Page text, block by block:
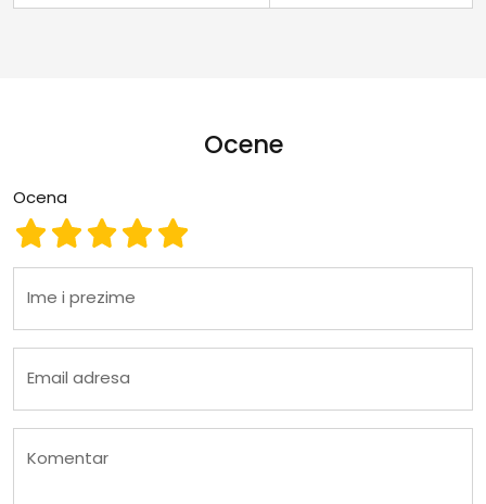
Ocene
Ocena
Ocena 5
Ocena 4
Ocena 3
Ocena 2
Ocena 1
Ime i prezime
Email adresa
Komentar